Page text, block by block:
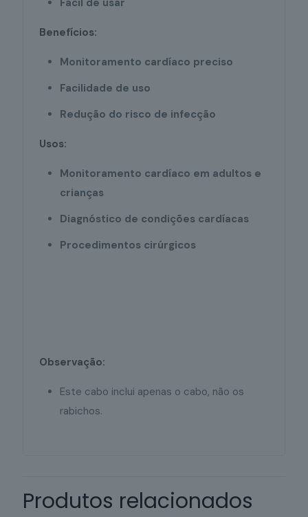
Fácil de usar
Benefícios:
Monitoramento cardíaco preciso
Facilidade de uso
Redução do risco de infecção
Usos:
Monitoramento cardíaco em adultos e
crianças
Diagnóstico de condições cardíacas
Procedimentos cirúrgicos
Observação:
Este cabo inclui apenas o cabo, não os
rabichos.
Produtos relacionados